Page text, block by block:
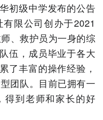
初级中学发布的公告
限公司创办于2021
、救护员为一身的综
伍，成员毕业于各大
了丰富的操作经验，
团队。目前已拥有一
得到老师和家长的好